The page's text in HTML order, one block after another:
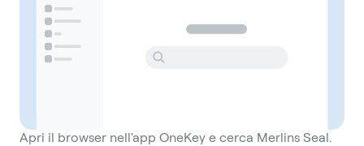
Apri il browser nell'app OneKey e cerca Merlins Seal.